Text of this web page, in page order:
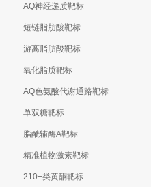
AQ神经递质靶标
短链脂肪酸靶标
游离脂肪酸靶标
氧化脂质靶标
AQ色氨酸代谢通路靶标
单双糖靶标
脂酰辅酶A靶标
精准植物激素靶标
210+类黄酮靶标